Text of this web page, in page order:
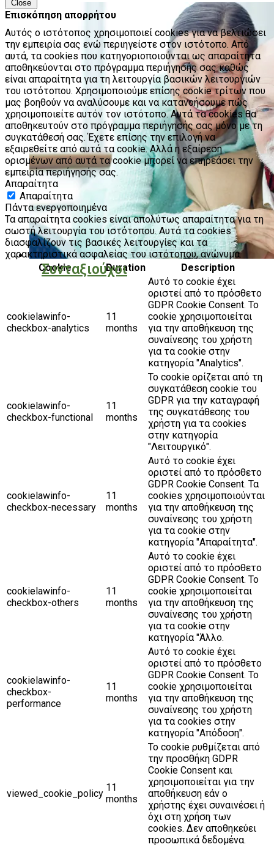
Συνταξιούχοι
Close
Επισκόπηση απορρήτου
Αυτός ο ιστότοπος χρησιμοποιεί cookies για να βελτιώσει
την εμπειρία σας ενώ περιηγείστε στον ιστότοπο. Από
αυτά, τα cookies που κατηγοριοποιούνται ως απαραίτητα
αποθηκεύονται στο πρόγραμμα περιήγησής σας καθώς
είναι απαραίτητα για τη λειτουργία βασικών λειτουργιών
του ιστότοπου. Χρησιμοποιούμε επίσης cookie τρίτων που
μας βοηθούν να αναλύσουμε και να κατανοήσουμε πώς
χρησιμοποιείτε αυτόν τον ιστότοπο. Αυτά τα cookies θα
αποθηκευτούν στο πρόγραμμα περιήγησής σας μόνο με τη
συγκατάθεσή σας. Έχετε επίσης την επιλογή να
εξαιρεθείτε από αυτά τα cookie. Αλλά η εξαίρεση
ορισμένων από αυτά τα cookie μπορεί να επηρεάσει την
εμπειρία περιήγησής σας.
Απαραίτητα
Απαραίτητα
Πάντα ενεργοποιημένα
Τα απαραίτητα cookies είναι απολύτως απαραίτητα για τη
σωστή λειτουργία του ιστότοπου. Αυτά τα cookies
διασφαλίζουν τις βασικές λειτουργίες και τα
χαρακτηριστικά ασφαλείας του ιστότοπου, ανώνυμα.
Cookie
Duration Description
cookielawinfo-
checkbox-analytics
11
months
Αυτό το cookie έχει
οριστεί από το πρόσθετο
GDPR Cookie Consent. Το
cookie χρησιμοποιείται
για την αποθήκευση της
συναίνεσης του χρήστη
για τα cookie στην
κατηγορία "Analytics".
cookielawinfo-
checkbox-functional
11
months
Το cookie ορίζεται από τη
συγκατάθεση cookie του
GDPR για την καταγραφή
της συγκατάθεσης του
χρήστη για τα cookies
στην κατηγορία
"Λειτουργικό".
cookielawinfo-
checkbox-necessary
11
months
Αυτό το cookie έχει
οριστεί από το πρόσθετο
GDPR Cookie Consent. Τα
cookies χρησιμοποιούνται
για την αποθήκευση της
συναίνεσης του χρήστη
για τα cookie στην
κατηγορία "Απαραίτητα".
cookielawinfo-
checkbox-others
11
months
Αυτό το cookie έχει
οριστεί από το πρόσθετο
GDPR Cookie Consent. Το
cookie χρησιμοποιείται
για την αποθήκευση της
συναίνεσης του χρήστη
για τα cookie στην
κατηγορία "Άλλο.
cookielawinfo-
checkbox-
performance
11
months
Αυτό το cookie έχει
οριστεί από το πρόσθετο
GDPR Cookie Consent. Το
cookie χρησιμοποιείται
για την αποθήκευση της
συναίνεσης του χρήστη
για τα cookies στην
κατηγορία "Απόδοση".
viewed_cookie_policy
11
months
Το cookie ρυθμίζεται από
την προσθήκη GDPR
Cookie Consent και
χρησιμοποιείται για την
αποθήκευση εάν ο
χρήστης έχει συναινέσει ή
όχι στη χρήση των
cookies. Δεν αποθηκεύει
προσωπικά δεδομένα.